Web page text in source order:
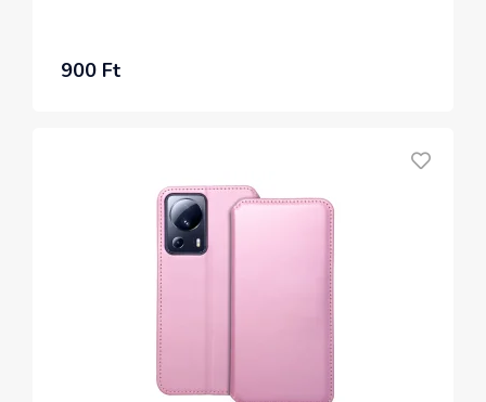
900 Ft